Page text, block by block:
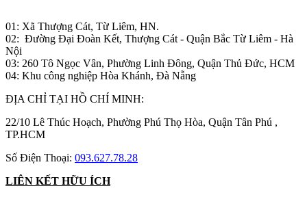
01: Xã Thượng Cát, Từ Liêm, HN.
02: Đường Đại Đoàn Kết, Thượng Cát - Quận Bắc Từ Liêm - Hà
Nội
03: 260 Tô Ngọc Vân, Phường Linh Đông, Quận Thủ Đức, HCM
04: Khu công nghiệp Hòa Khánh, Đà Nẵng
ĐỊA CHỈ TẠI HỒ CHÍ MINH:
22/10 Lê Thúc Hoạch, Phường Phú Thọ Hòa, Quận Tân Phú ,
TP.HCM
Số Điện Thoại: 093.627.78.28
LIÊN KẾT HỮU ÍCH